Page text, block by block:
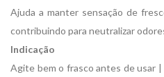
Ajuda a manter sensação de
contribuindo para neutralizar
Indicação
Agite bem o frasco antes de usar